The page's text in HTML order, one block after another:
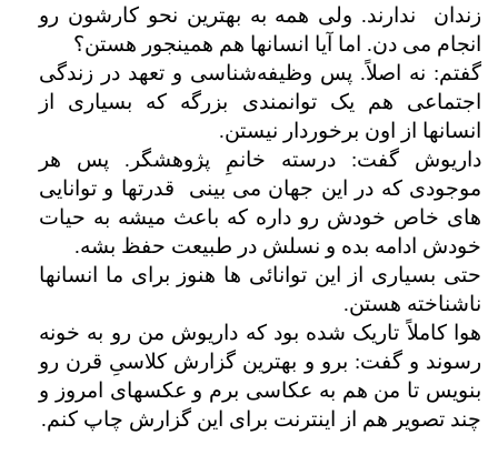
زندان ندارند. ولی همه به بهترین نحو کارشون رو
انجام می دن. اما آیا انسانها هم همینجور هستن؟
گفتم: نه اصلاً. پس وظیفه‌شناسی و تعهد در زندگی
اجتماعی هم یک توانمندی بزرگه که بسیاری از
انسانها از اون برخوردار نیستن.
داریوش گفت: درسته خانمِ پژوهشگر. پس هر
موجودی که در این جهان می بینی قدرتها و توانایی
های خاص خودش رو داره که باعث میشه به حیات
خودش ادامه بده و نسلش در طبیعت حفظ بشه.
حتی بسیاری از این توانائی ها هنوز برای ما انسانها
ناشناخته هستن.
هوا کاملاً تاریک شده بود که داریوش من رو به خونه
رسوند و گفت: برو و بهترین گزارش کلاسیِ قرن رو
بنویس تا من هم به عکاسی برم و عکسهای امروز و
چند تصویر هم از اینترنت برای این گزارش چاپ کنم.